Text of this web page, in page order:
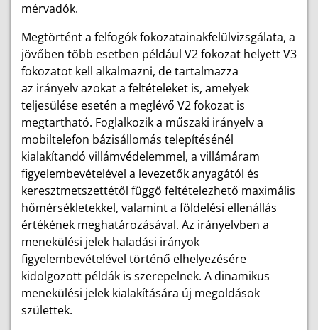
mérvadók.
Megtörtént a felfogók fokozatainakfelülvizsgálata, a
jövőben több esetben például V2 fokozat helyett V3
fokozatot kell alkalmazni, de tartalmazza
az irányelv azokat a feltételeket is, amelyek
teljesülése esetén a meglévő V2 fokozat is
megtartható. Foglalkozik a műszaki irányelv a
mobiltelefon bázisállomás telepítésénél
kialakítandó villámvédelemmel, a villámáram
figyelembevételével a levezetők anyagától és
keresztmetszettétől függő feltételezhető maximális
hőmérsékletekkel, valamint a földelési ellenállás
értékének meghatározásával. Az irányelvben a
menekülési jelek haladási irányok
figyelembevételével történő elhelyezésére
kidolgozott példák is szerepelnek. A dinamikus
menekülési jelek kialakítására új megoldások
születtek.